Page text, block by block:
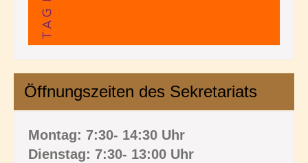
Öffnungszeiten des Sekretariats
Montag: 7:30- 14:30 Uhr
Dienstag: 7:30- 13:00 Uhr